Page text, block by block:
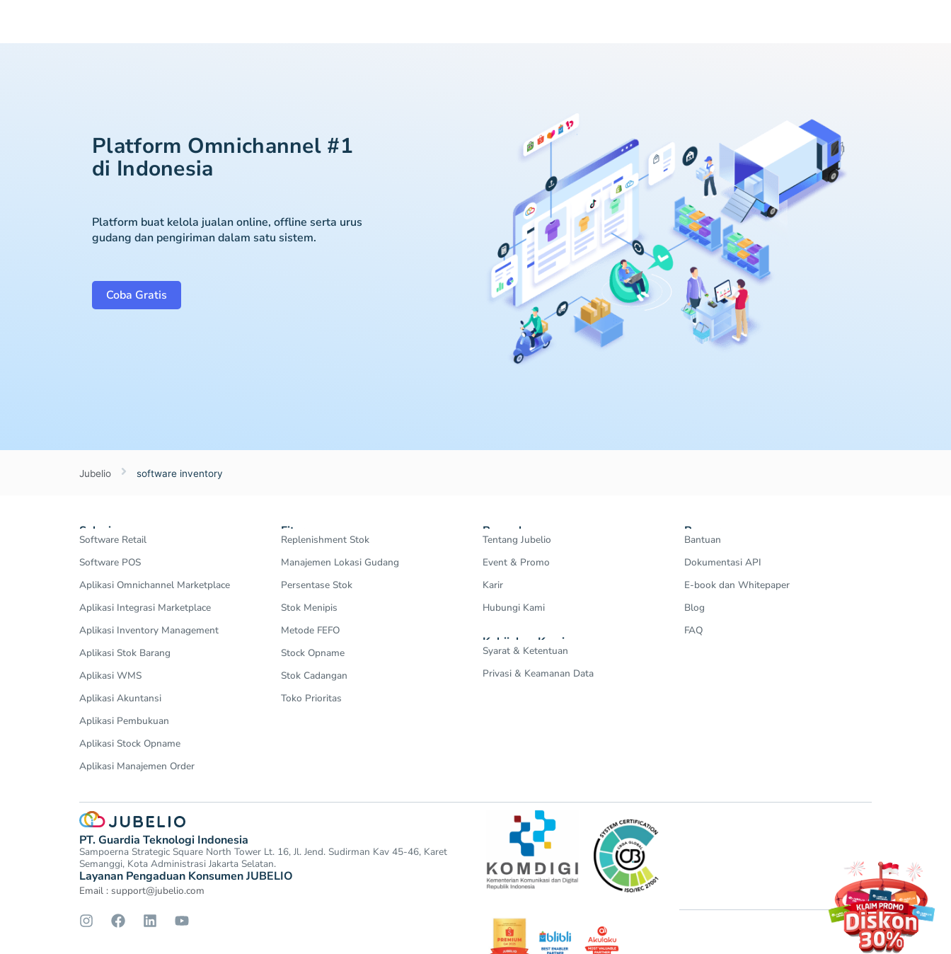
Platform Omnichannel #1
di Indonesia
Platform buat kelola jualan online, offline serta urus
gudang dan pengiriman dalam satu sistem.
Coba Gratis
Jubelio software inventory
Solusi
Software Retail
Software POS
Aplikasi Omnichannel Marketplace
Aplikasi Integrasi Marketplace
Aplikasi Inventory Management
Aplikasi Stok Barang
Aplikasi WMS
Aplikasi Akuntansi
Aplikasi Pembukuan
Aplikasi Stock Opname
Aplikasi Manajemen Order
Fitur
Replenishment Stok
Manajemen Lokasi Gudang
Persentase Stok
Stok Menipis
Metode FEFO
Stock Opname
Stok Cadangan
Toko Prioritas
Perusahaan
Tentang Jubelio
Event & Promo
Karir
Hubungi Kami
Kebijakan Kami
Syarat & Ketentuan
Privasi & Keamanan Data
Resources
Bantuan
Dokumentasi API
E-book dan Whitepaper
Blog
FAQ
PT. Guardia Teknologi Indonesia
Sampoerna Strategic Square North Tower Lt. 16, Jl. Jend. Sudirman Kav 45-46, Karet
Semanggi, Kota Administrasi Jakarta Selatan.
Layanan Pengaduan Konsumen JUBELIO
Email : support@jubelio.com